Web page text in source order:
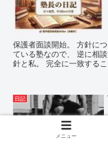
保護者面談開始。 方針に
ている塾なので、 逆に相
針と私。 完全に一致する
日記
メニュー